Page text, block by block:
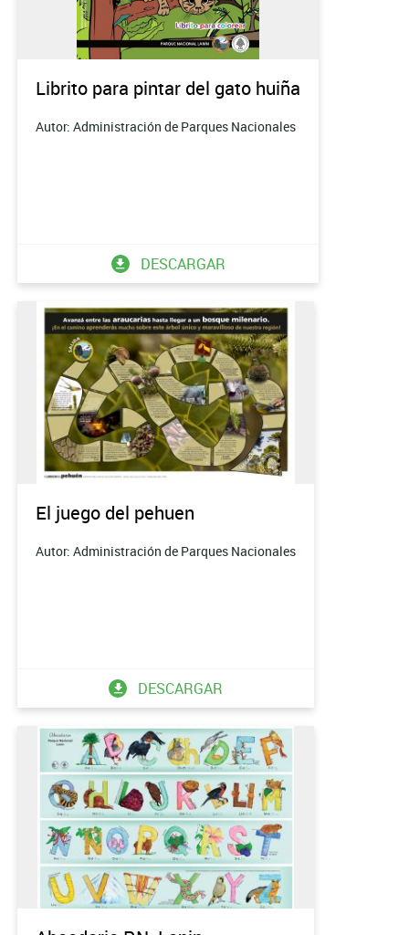
Librito para pintar del gato huiña
Autor: Administración de Parques Nacionales
DESCARGAR
El juego del pehuen
Autor: Administración de Parques Nacionales
DESCARGAR